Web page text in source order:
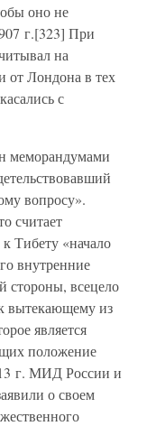
оно не
г.[323] При
на
от Лондона в тех
с
меморандумами
вопросу».
считает
Тибету «начало
внутренние
стороны, всецело
вытекающему из
является
положение
г. МИД России и
о своем